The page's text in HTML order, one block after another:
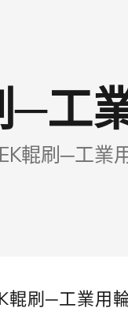
─工
輥刷─工業
輥刷─工業用